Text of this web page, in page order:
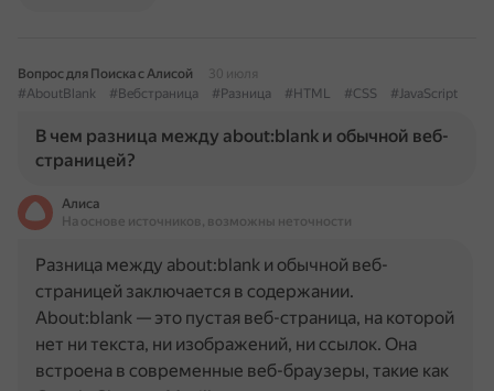
Вопрос для Поиска с Алисой
30 июля
#AboutBlank
#Вебстраница #Разница #HTML #CSS #JavaScript
В чем разница между about:blank и обычной веб-
страницей?
Алиса
На основе источников, возможны неточности
Разница между about:blank и обычной веб-
страницей заключается в содержании.
About:blank — это пустая веб-страница, на которой
нет ни текста, ни изображений, ни ссылок. Она
встроена в современные веб-браузеры, такие как